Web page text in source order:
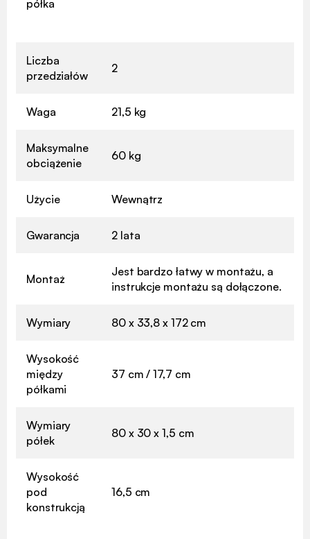
półka
Liczba
przedziałów
2
Waga 21,5 kg
Maksymalne
obciążenie
60 kg
Użycie Wewnątrz
Gwarancja 2 lata
Montaż
Jest bardzo łatwy w montażu, a
instrukcje montażu są dołączone.
Wymiary 80 x 33,8 x 172 cm
Wysokość
między
półkami
37 cm / 17,7 cm
Wymiary
półek
80 x 30 x 1,5 cm
Wysokość
pod
konstrukcją
16,5 cm